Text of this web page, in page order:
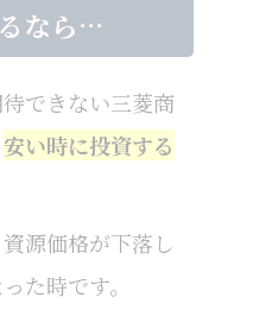
なら…
できない三菱商
安い時に投資する
源価格が下落し
た時です。